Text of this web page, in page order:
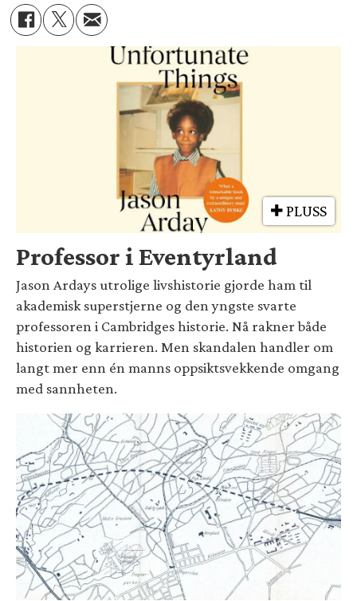
PLUSS
Professor i Eventyrland
Jason Ardays utrolige livshistorie gjorde ham til
akademisk superstjerne og den yngste svarte
professoren i Cambridges historie. Nå rakner både
historien og karrieren. Men skandalen handler om
langt mer enn én manns oppsiktsvekkende omgang
med sannheten.